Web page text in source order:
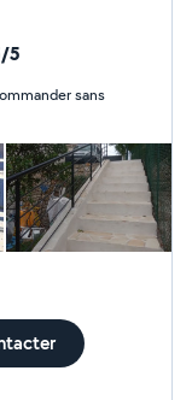
5
sans